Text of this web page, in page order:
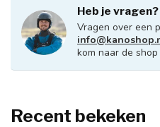
Heb je vragen?
Vragen over een
kom naar de
Recent bekeken